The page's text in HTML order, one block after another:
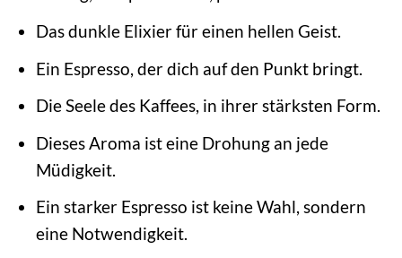
Das dunkle Elixier für einen hellen Geist.
Ein Espresso, der dich auf den Punkt bringt.
Die Seele des Kaffees, in ihrer stärksten Form.
Dieses Aroma ist eine Drohung an jede
Müdigkeit.
Ein starker Espresso ist keine Wahl, sondern
eine Notwendigkeit.